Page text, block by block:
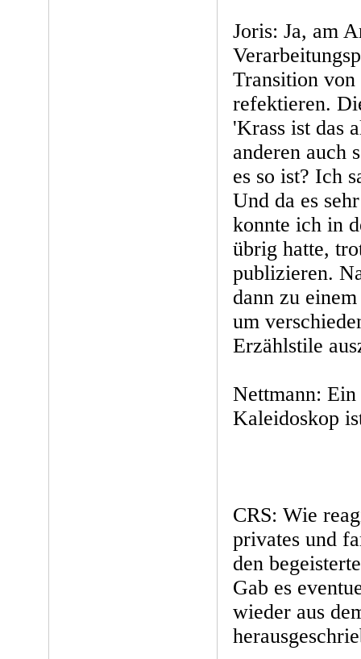
Joris: Ja, am
Transition
refektieren.
'Krass ist das
anderen auch
es so ist? Ich
Und da es
konnte ich in
übrig hatte,
publizieren.
dann zu
um
Erzählstile
Nettmann: Ein
Kaleidoskop
CRS: Wie
privates und
den
Gab es
wieder aus